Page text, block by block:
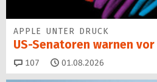
APPLE UNTER DRUCK
US-Senatoren warnen vor
107 Kommentare
01.08.2026